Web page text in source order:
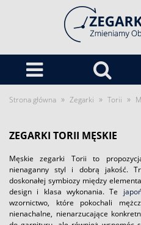
Strona główna » Zegarki » Torii »
ZEGARKI TORII MĘSKIE
Męskie zegarki Torii to
nienaganny styl i dobrą jakość.
doskonałej symbiozy między
design i klasa wykonania. Te
wzornictwo, które pokochali
nienachalne, nienarzucające